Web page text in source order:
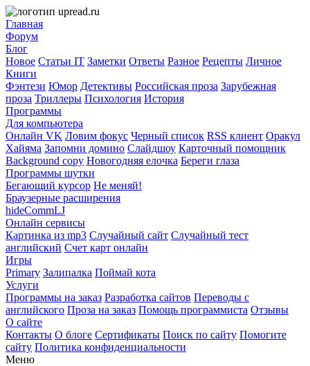
Главная
Форум
Блог
Новое Статьи IT Заметки Ответы Разное Рецепты Личное
Книги
Фэнтези Юмор Детективы Российская проза Зарубежная
проза Триллеры Психология История
Программы
Для компьютера
Онлайн VK Ловим фокус Черный список RSS клиент Оракул
Хайяма Запомни домино Слайдшоу Карточный помощник
Background copy Новогодняя елочка Береги глаза
Программы шутки
Бегающий курсор Не меняй!
Браузерные расширения
hideCommLJ
Онлайн сервисы
Картинка из mp3 Случайный сайт Случайный тест
английский Счет карт онлайн
Игры
Primary Залипалка Поймай кота
Услуги
Программы на заказ Разработка сайтов Переводы с
английского Проза на заказ Помощь программиста Отзывы
О сайте
Контакты О блоге Сертификаты Поиск по сайту Помогите
сайту Политика конфиденциальности
Меню